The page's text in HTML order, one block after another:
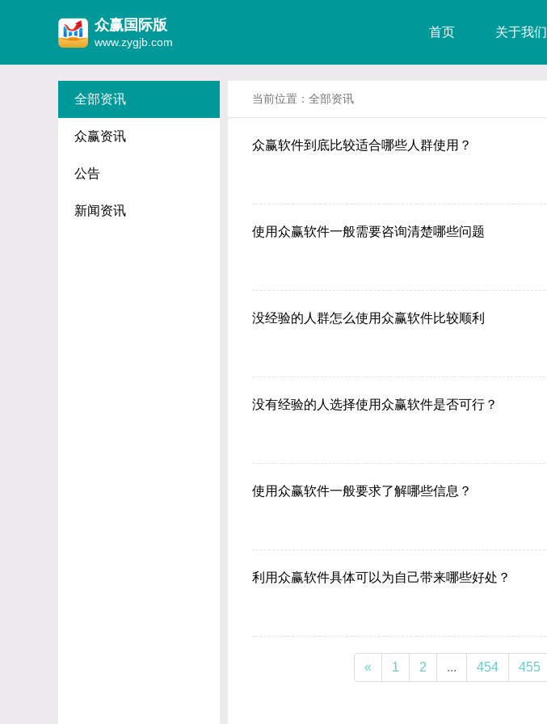
众赢国际版
www.zygjb.com
首页 关于我们
全部资讯
众赢资讯
公告
新闻资讯
当前位置： 全部资讯
众赢软件到底比较适合哪些人群使用？
使用众赢软件一般需要咨询清楚哪些问题
没经验的人群怎么使用众赢软件比较顺利
没有经验的人选择使用众赢软件是否可行？
使用众赢软件一般要求了解哪些信息？
利用众赢软件具体可以为自己带来哪些好处？
« 1 2 ... 454 455